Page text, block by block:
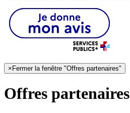
× Fermer la fenêtre "Offres partenaires"
Offres partenaires